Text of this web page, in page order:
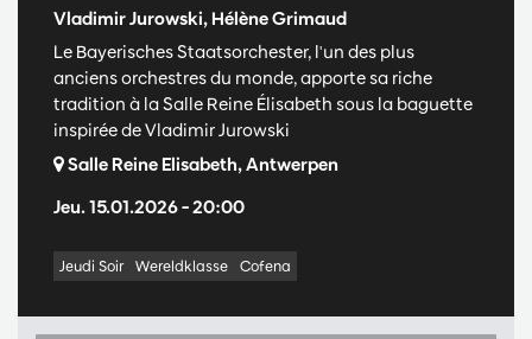
Vladimir Jurowski, Hélène Grimaud
Jeu. 15.01.2026– 20:00
Le Bayerisches Staatsorchester, l'un des plus
anciens orchestres du monde, apporte sa riche
tradition à la Salle Reine Élisabeth sous la baguette
inspirée de Vladimir Jurowski
Salle Reine Elisabeth, Antwerpen
Jeudi Soir Wereldklasse Cofena